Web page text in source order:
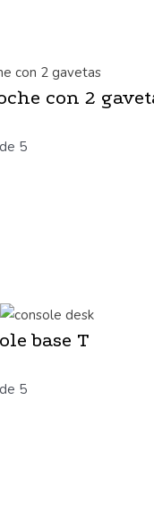
con 2
de 5
base T
de 5